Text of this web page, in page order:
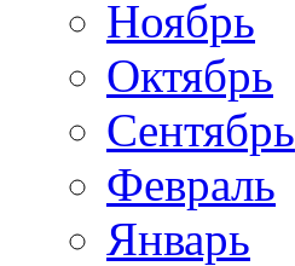
Ноябрь
Октябрь
Сентябрь
Февраль
Январь